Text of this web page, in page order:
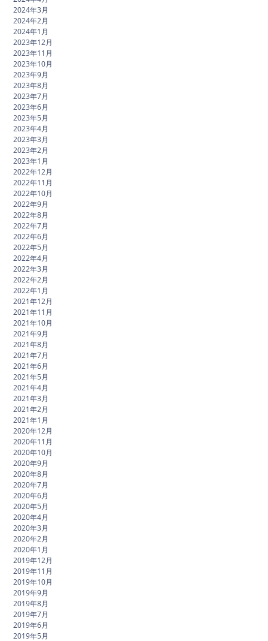
2024年3月
2024年2月
2024年1月
2023年12月
2023年11月
2023年10月
2023年9月
2023年8月
2023年7月
2023年6月
2023年5月
2023年4月
2023年3月
2023年2月
2023年1月
2022年12月
2022年11月
2022年10月
2022年9月
2022年8月
2022年7月
2022年6月
2022年5月
2022年4月
2022年3月
2022年2月
2022年1月
2021年12月
2021年11月
2021年10月
2021年9月
2021年8月
2021年7月
2021年6月
2021年5月
2021年4月
2021年3月
2021年2月
2021年1月
2020年12月
2020年11月
2020年10月
2020年9月
2020年8月
2020年7月
2020年6月
2020年5月
2020年4月
2020年3月
2020年2月
2020年1月
2019年12月
2019年11月
2019年10月
2019年9月
2019年8月
2019年7月
2019年6月
2019年5月